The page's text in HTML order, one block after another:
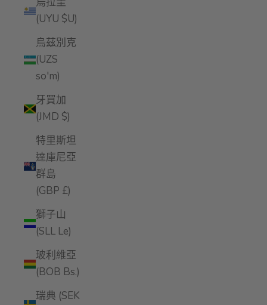
(UYU $U)
烏茲別克
(UZS
so'm)
牙買加
(JMD $)
特里斯坦
達庫尼亞
群島
(GBP £)
獅子山
(SLL Le)
玻利維亞
(BOB Bs.)
瑞典 (SEK